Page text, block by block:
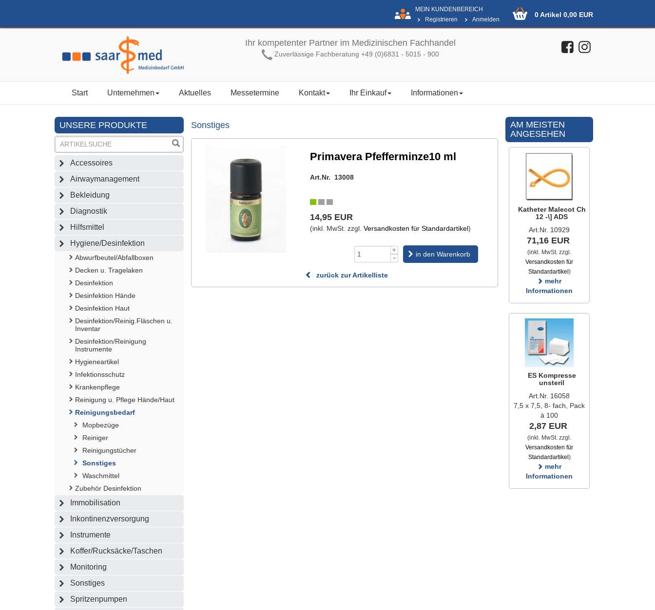
MEIN KUNDENBEREICH
Registrieren
Anmelden
0 Artikel 0,00 EUR
Ihr kompetenter Partner im Medizinischen Fachhandel
Zuverlässige Fachberatung +49 (0)6831 - 5015 - 900
Start Unternehmen Aktuelles Messetermine Kontakt Ihr Einkauf Informationen
UNSERE PRODUKTE
Accessoires
Airwaymanagement
Bekleidung
Diagnostik
Hilfsmittel
Hygiene/Desinfektion
Abwurfbeutel/Abfallboxen
Decken u. Tragelaken
Desinfektion
Desinfektion Hände
Desinfektion Haut
Desinfektion/Reinig.Fläschen u.
Inventar
Desinfektion/Reinigung
Instrumente
Hygieneartikel
Infektionsschutz
Krankenpflege
Reinigung u. Pflege Hände/Haut
Reinigungsbedarf
Mopbezüge
Reiniger
Reinigungstücher
Sonstiges
Waschmittel
Zubehör Desinfektion
Immobilisation
Inkontinenzversorgung
Instrumente
Koffer/Rucksäcke/Taschen
Monitoring
Sonstiges
Spritzenpumpen
Sonstiges
Primavera Pfefferminze10 ml
Art.Nr. 13008
14,95 EUR
(inkl. MwSt. zzgl. Versandkosten für Standardartikel)
in den Warenkorb
zurück zur Artikelliste
AM MEISTEN
ANGESEHEN
Katheter Malecot Ch
12 -\] ADS
Art.Nr. 10929
71,16 EUR
(inkl. MwSt. zzgl.
Versandkosten für
Standardartikel )
mehr
Informationen
ES Kompresse
unsteril
Art.Nr. 16058
7,5 x 7,5, 8- fach, Pack
à 100
2,87 EUR
(inkl. MwSt. zzgl.
Versandkosten für
Standardartikel )
mehr
Informationen